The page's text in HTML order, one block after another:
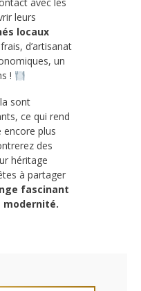
leurs
locaux
d’artisanat
un
!
sont
ce qui rend
encore plus
des
héritage
à partager
fascinant
modernité.